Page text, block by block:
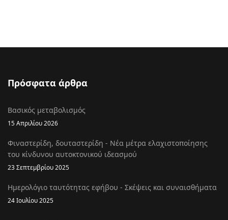
Πρόσφατα άρθρα
Βασικός μεταβολισμός
15 Απριλίου 2026
Φιναστερίδη, δουταστερίδη - Νέα μέτρα ελαχιστοποίησης
του κίνδυνου αυτοκτονικού ιδεασμού
23 Σεπτεμβρίου 2025
Ημερολόγιο ταυτότητας εφήβου - Σκέψεις και συναισθήματα
24 Ιουλίου 2025